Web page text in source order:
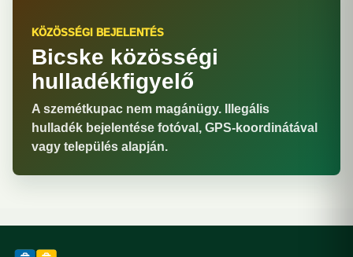
KÖZÖSSÉGI BEJELENTÉS
Bicske közösségi
hulladékfigyelő
A szemétkupac nem magánügy. Illegális
hulladék bejelentése fotóval, GPS-koordinátával
vagy település alapján.